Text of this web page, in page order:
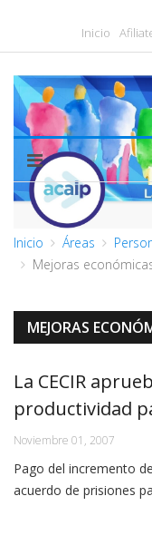
Inicio
Inicio Áreas
Mejoras
MEJORAS
La CECIR
productividad
Noviembre 01, 2007
Pago del incremento
acuerdo de prisiones